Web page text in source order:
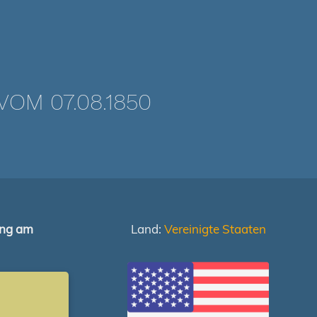
07.08.1850
am
Land: Vereinigte Staaten